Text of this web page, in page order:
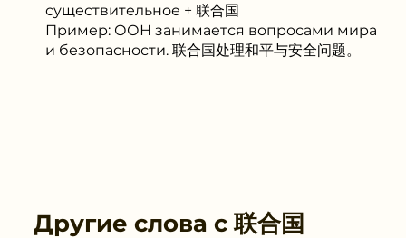
существительное + 联合国
Пример: ООН занимается вопросами мира
и безопасности. 联合国处理和平与安全问题。
Другие слова с 联合国